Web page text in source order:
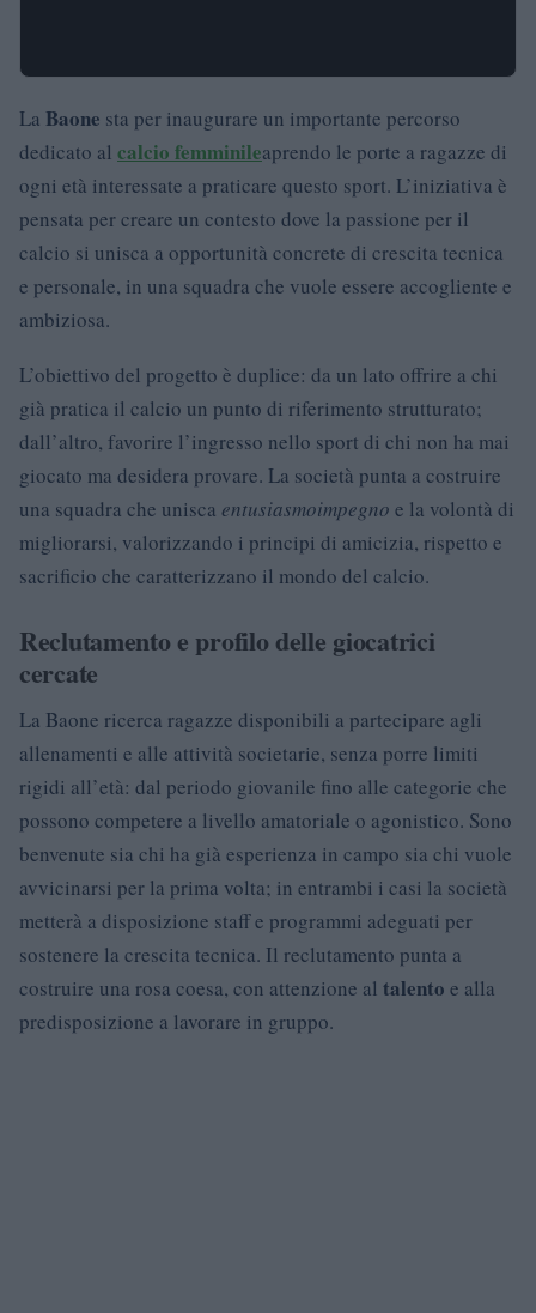
La Baone sta per inaugurare un importante percorso
dedicato al calcio femminileaprendo le porte a ragazze di
ogni età interessate a praticare questo sport. L’iniziativa è
pensata per creare un contesto dove la passione per il
calcio si unisca a opportunità concrete di crescita tecnica
e personale, in una squadra che vuole essere accogliente e
ambiziosa.
L’obiettivo del progetto è duplice: da un lato offrire a chi
già pratica il calcio un punto di riferimento strutturato;
dall’altro, favorire l’ingresso nello sport di chi non ha mai
giocato ma desidera provare. La società punta a costruire
una squadra che unisca entusiasmoimpegno e la volontà di
migliorarsi, valorizzando i principi di amicizia, rispetto e
sacrificio che caratterizzano il mondo del calcio.
Reclutamento e profilo delle giocatrici
cercate
La Baone ricerca ragazze disponibili a partecipare agli
allenamenti e alle attività societarie, senza porre limiti
rigidi all’età: dal periodo giovanile fino alle categorie che
possono competere a livello amatoriale o agonistico. Sono
benvenute sia chi ha già esperienza in campo sia chi vuole
avvicinarsi per la prima volta; in entrambi i casi la società
metterà a disposizione staff e programmi adeguati per
sostenere la crescita tecnica. Il reclutamento punta a
costruire una rosa coesa, con attenzione al talento e alla
predisposizione a lavorare in gruppo.